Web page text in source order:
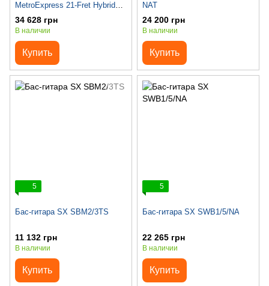
MetroExpress 21-Fret Hybrid
P/J Bass, Morado, 5-String
(Candy Apple Red Metallic)
34 628 грн
В наличии
Купить
NAT
24 200 грн
В наличии
Купить
5
Бас-гитара SX SBM2/3TS
11 132 грн
В наличии
Купить
5
Бас-гитара SX SWB1/5/NA
22 265 грн
В наличии
Купить